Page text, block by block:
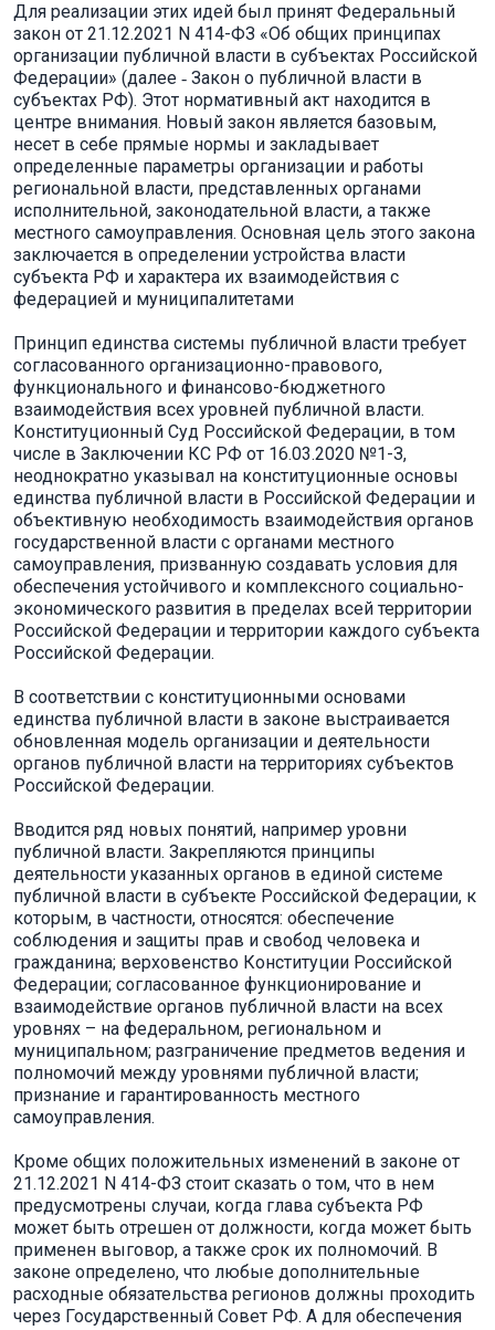
Для реализации этих идей был принят Федеральный
закон от 21.12.2021 N 414-ФЗ «Об общих принципах
организации публичной власти в субъектах Российской
Федерации» (далее ‑ Закон о публичной власти в
субъектах РФ). Этот нормативный акт находится в
центре внимания. Новый закон является базовым,
несет в себе прямые нормы и закладывает
определенные параметры организации и работы
региональной власти, представленных органами
исполнительной, законодательной власти, а также
местного самоуправления. Основная цель этого закона
заключается в определении устройства власти
субъекта РФ и характера их взаимодействия с
федерацией и муниципалитетами
Принцип единства системы публичной власти требует
согласованного организационно-правового,
функционального и финансово-бюджетного
взаимодействия всех уровней публичной власти.
Конституционный Суд Российской Федерации, в том
числе в Заключении КС РФ от 16.03.2020 №1-З,
неоднократно указывал на конституционные основы
единства публичной власти в Российской Федерации и
объективную необходимость взаимодействия органов
государственной власти с органами местного
самоуправления, призванную создавать условия для
обеспечения устойчивого и комплексного социально-
экономического развития в пределах всей территории
Российской Федерации и территории каждого субъекта
Российской Федерации.
В соответствии с конституционными основами
единства публичной власти в законе выстраивается
обновленная модель организации и деятельности
органов публичной власти на территориях субъектов
Российской Федерации.
Вводится ряд новых понятий, например уровни
публичной власти. Закрепляются принципы
деятельности указанных органов в единой системе
публичной власти в субъекте Российской Федерации, к
которым, в частности, относятся: обеспечение
соблюдения и защиты прав и свобод человека и
гражданина; верховенство Конституции Российской
Федерации; согласованное функционирование и
взаимодействие органов публичной власти на всех
уровнях – на федеральном, региональном и
муниципальном; разграничение предметов ведения и
полномочий между уровнями публичной власти;
признание и гарантированность местного
самоуправления.
Кроме общих положительных изменений в законе от
21.12.2021 N 414-ФЗ стоит сказать о том, что в нем
предусмотрены случаи, когда глава субъекта РФ
может быть отрешен от должности, когда может быть
применен выговор, а также срок их полномочий. В
законе определено, что любые дополнительные
расходные обязательства регионов должны проходить
через Государственный Совет РФ. А для обеспечения